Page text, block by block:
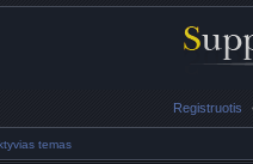
Registruotis
temas